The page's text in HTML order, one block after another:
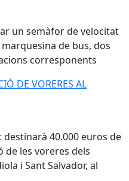
un semàfor de velocitat
de bus, dos
corresponents
DE VORERES AL CALVET
DE VORERES AL
40.000 euros de
de les voreres dels
i Sant Salvador, al